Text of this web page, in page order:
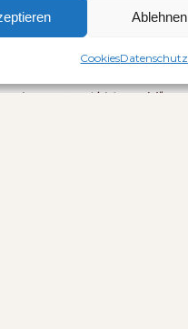
Ablehnen
Coo­kiesDaten­schutz